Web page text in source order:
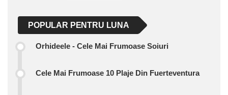
POPULAR PENTRU LUNA
Orhideele - Cele Mai Frumoase Soiuri
Cele Mai Frumoase 10 Plaje Din Fuerteventura